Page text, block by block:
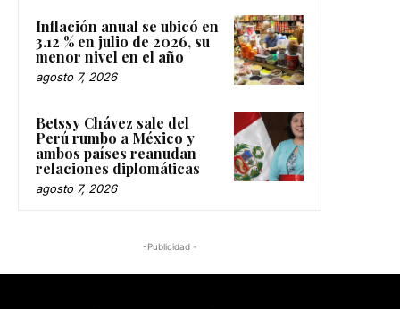
Inflación anual se ubicó en
3.12 % en julio de 2026, su
menor nivel en el año
agosto 7, 2026
Betssy Chávez sale del
Perú rumbo a México y
ambos países reanudan
relaciones diplomáticas
agosto 7, 2026
-Publicidad -